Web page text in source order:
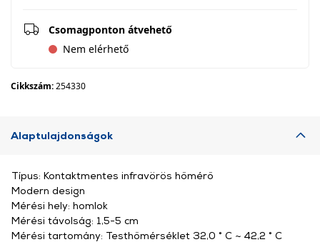
Csomagponton átvehető
Nem elérhető
Cikkszám:254330
Alaptulajdonságok
Típus: Kontaktmentes infravörös hőmérő
Modern design
Mérési hely: homlok
Mérési távolság: 1,5-5 cm
Mérési tartomány: Testhőmérséklet 32,0 ° C ~ 42,2 ° C